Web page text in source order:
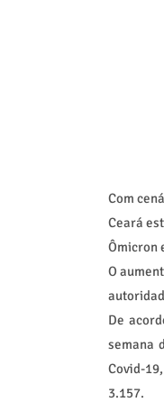
Com
Ceará
Ômicron
O
De
semana
Covid-
3.157.